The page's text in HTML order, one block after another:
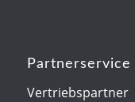
Partnerservice
Vertriebspartner